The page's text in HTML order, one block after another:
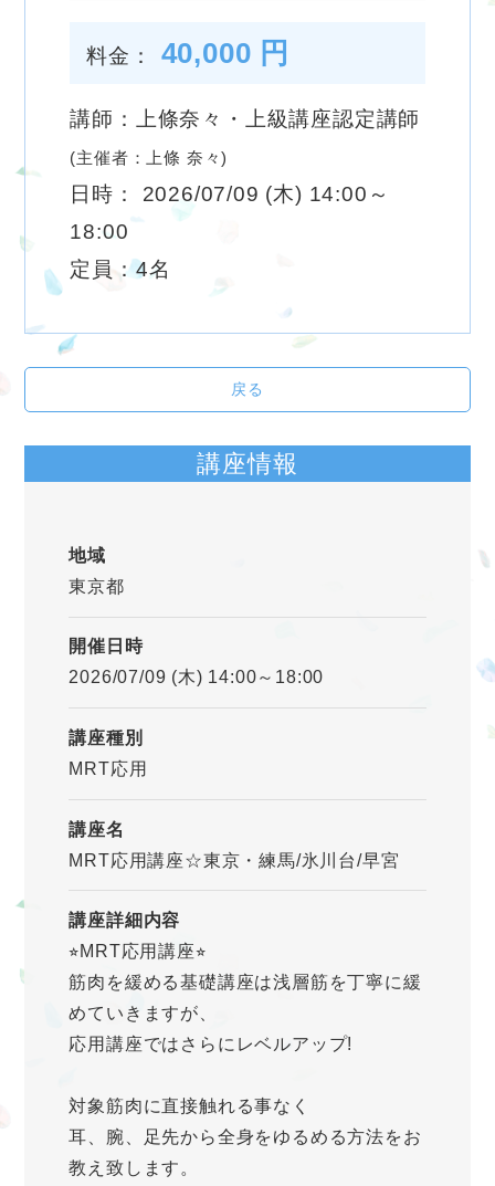
料金： 40,000 円
講師：上條奈々・上級講座認定講師
(主催者：上條 奈々)
日時： 2026/07/09 (木) 14:00～
18:00
定員：4名
戻る
講座情報
地域
東京都
開催日時
2026/07/09 (木) 14:00～18:00
講座種別
MRT応用
講座名
MRT応用講座☆東京・練馬/氷川台/早宮
講座詳細内容
⭐︎MRT応用講座⭐︎
筋肉を緩める基礎講座は浅層筋を丁寧に緩
めていきますが、
応用講座ではさらにレベルアップ!
対象筋肉に直接触れる事なく
耳、腕、足先から全身をゆるめる方法をお
教え致します。